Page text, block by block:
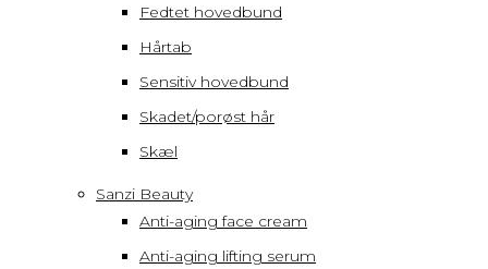
Fedtet hovedbund
Hårtab
Sensitiv hovedbund
Skadet/porøst hår
Skæl
Sanzi Beauty
Anti-aging face cream
Anti-aging lifting serum